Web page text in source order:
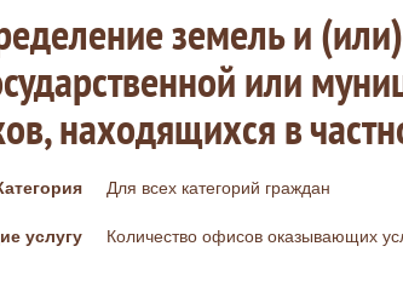
земель и
или
находящихся в
Для всех категорий граждан
услугу Количество офисов оказывающих